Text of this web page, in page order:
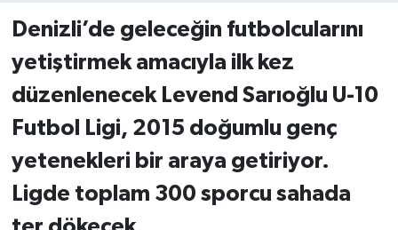
Denizli’de geleceğin futbolcularını
yetiştirmek amacıyla ilk kez
düzenlenecek Levend Sarıoğlu U-10
Futbol Ligi, 2015 doğumlu genç
yetenekleri bir araya getiriyor.
Ligde toplam 300 sporcu sahada